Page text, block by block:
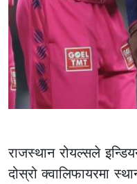
राजस्थान रोयल्सले
दोस्रो क्वालिफायरमा